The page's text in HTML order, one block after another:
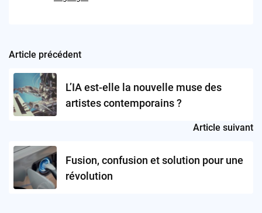
Post
navigation
Article précédent
L’IA est-elle la nouvelle muse des
artistes contemporains ?
Article suivant
Fusion, confusion et solution pour une
révolution